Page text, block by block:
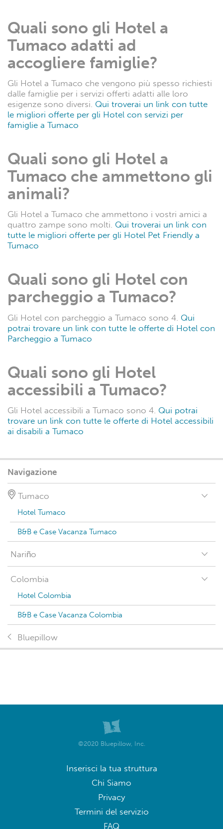
Quali sono gli Hotel a
Tumaco adatti ad
accogliere famiglie?
Gli Hotel a Tumaco che vengono più spesso richiesti
dalle famiglie per i servizi offerti adatti alle loro
esigenze sono diversi. Qui troverai un link con tutte
le migliori offerte per gli Hotel con servizi per
famiglie a Tumaco
Quali sono gli Hotel a
Tumaco che ammettono gli
animali?
Gli Hotel a Tumaco che ammettono i vostri amici a
quattro zampe sono molti. Qui troverai un link con
tutte le migliori offerte per gli Hotel Pet Friendly a
Tumaco
Quali sono gli Hotel con
parcheggio a Tumaco?
Gli Hotel con parcheggio a Tumaco sono 4. Qui
potrai trovare un link con tutte le offerte di Hotel con
Parcheggio a Tumaco
Quali sono gli Hotel
accessibili a Tumaco?
Gli Hotel accessibili a Tumaco sono 4. Qui potrai
trovare un link con tutte le offerte di Hotel accessibili
ai disabili a Tumaco
Navigazione
Tumaco
Hotel Tumaco
B&B e Case Vacanza Tumaco
Nariño
Colombia
Hotel Colombia
B&B e Case Vacanza Colombia
Bluepillow
©2020 Bluepillow, Inc.
Inserisci la tua struttura
Chi Siamo
Privacy
Termini del servizio
FAQ